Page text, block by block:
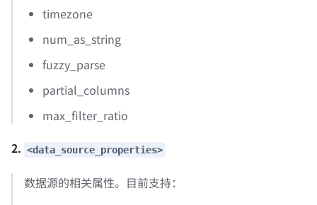
timezone
num_as_string
fuzzy_parse
partial_columns
max_filter_ratio
2. <data_source_properties>
数据源的相关属性。目前支持：